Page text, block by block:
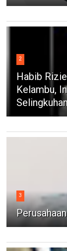
2
Habib
Kelambu,
3